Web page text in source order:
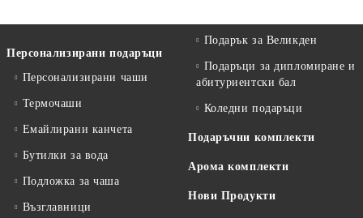
Персонализирани подаръци
Персонализирани чаши
Термочаши
Емайлирани канчета
Бутилки за вода
Подложка за чаша
Възглавници
Подарък за Великден
Подаръци за дипломиране и
абитуриентски бал
Коледни подаръци
Подаръчни комплекти
Арома комплекти
Нови Продукти